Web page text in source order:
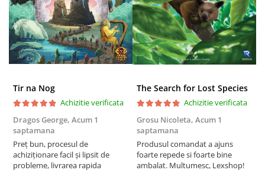
Puzzle 3D
Puzzle 8000 piese
Puzzle 150 piese
Puzzle 1000 piese fluorescent
Puzzle din lemn
Mandala
Puzzle 24 piese
Puzzle-uri metalice si logice
Puzzle 3 in 1
Tir na Nog
Achizitie verificata
Dragos George, Acum 1
saptamana
Preț bun, procesul de
achiziționare facil și lipsit de
probleme, livrarea rapida
The Search for Lost Species
Achizitie verificata
Grosu Nicoleta, Acum 1
saptamana
Produsul comandat a ajuns
foarte repede si foarte bine
ambalat. Multumesc, Lexshop!